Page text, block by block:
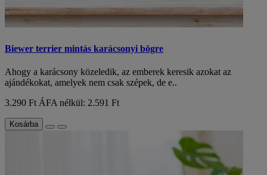
Biewer terrier mintás karácsonyi bögre
Ahogy a karácsony közeledik, az emberek keresik azokat az
ajándékokat, amelyek nem csak szépek, de e..
3.290 Ft ÁFA nélkül: 2.591 Ft
Kosárba